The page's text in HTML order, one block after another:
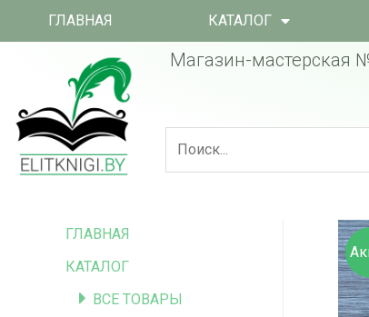
ГЛАВНАЯ КАТАЛОГ
Магазин-мастерская
ГЛАВНАЯ
КАТАЛОГ
ВСЕ ТОВАРЫ